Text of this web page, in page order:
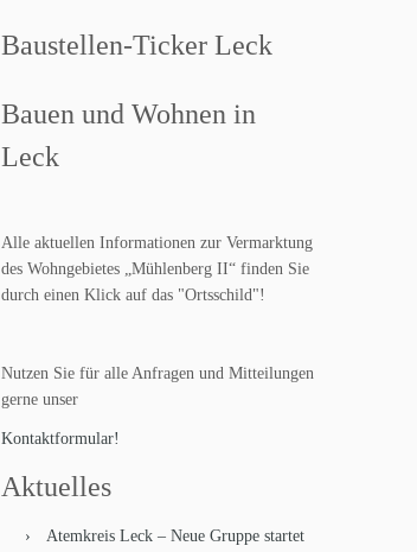
Baustellen-Ticker Leck
Bauen und Wohnen in
Leck
Alle aktuellen Informationen zur Vermarktung
des Wohngebietes „Mühlenberg II“ finden Sie
durch einen Klick auf das "Ortsschild"!
Nutzen Sie für alle Anfragen und Mitteilungen
gerne unser
Kontaktformular!
Aktuelles
Atemkreis Leck – Neue Gruppe startet